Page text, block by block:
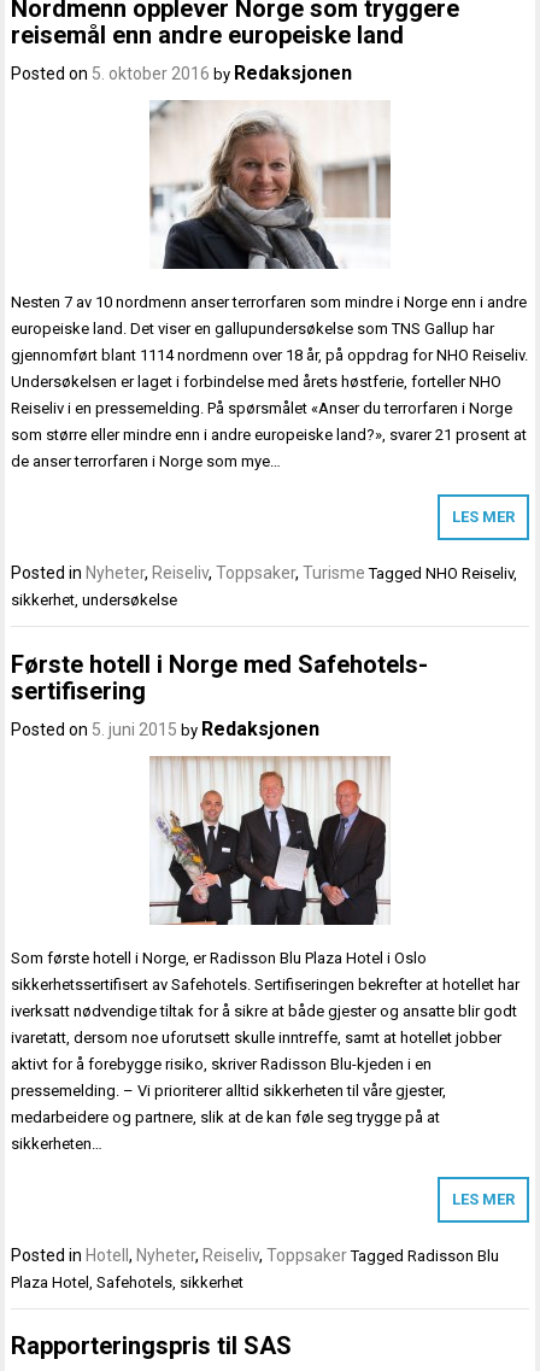
Nordmenn opplever Norge som tryggere
reisemål enn andre europeiske land
Posted on 5. oktober 2016 by Redaksjonen
Nesten 7 av 10 nordmenn anser terrorfaren som mindre i Norge enn i andre
europeiske land. Det viser en gallupundersøkelse som TNS Gallup har
gjennomført blant 1114 nordmenn over 18 år, på oppdrag for NHO Reiseliv.
Undersøkelsen er laget i forbindelse med årets høstferie, forteller NHO
Reiseliv i en pressemelding. På spørsmålet «Anser du terrorfaren i Norge
som større eller mindre enn i andre europeiske land?», svarer 21 prosent at
de anser terrorfaren i Norge som mye…
LES MER
Posted in Nyheter, Reiseliv,Toppsaker,Turisme TaggedNHO Reiseliv,
sikkerhet,undersøkelse
Første hotell i Norge med Safehotels-
sertifisering
Posted on 5. juni 2015 by Redaksjonen
Som første hotell i Norge, er Radisson Blu Plaza Hotel i Oslo
sikkerhetssertifisert av Safehotels. Sertifiseringen bekrefter at hotellet har
iverksatt nødvendige tiltak for å sikre at både gjester og ansatte blir godt
ivaretatt, dersom noe uforutsett skulle inntreffe, samt at hotellet jobber
aktivt for å forebygge risiko, skriver Radisson Blu-kjeden i en
pressemelding. – Vi prioriterer alltid sikkerheten til våre gjester,
medarbeidere og partnere, slik at de kan føle seg trygge på at
sikkerheten…
LES MER
Posted in Hotell, Nyheter, Reiseliv,Toppsaker TaggedRadisson Blu
Plaza Hotel ,Safehotels sikkerhet
Rapporteringspris til SAS